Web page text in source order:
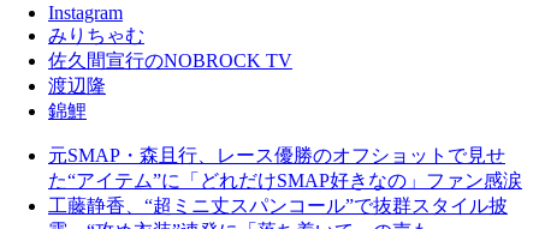
Instagram
みりちゃむ
佐久間宣行のNOBROCK TV
渡辺隆
錦鯉
元SMAP・森且行、レース優勝のオフショットで見せ
た“アイテム”に「どれだけSMAP好きなの」ファン感涙
工藤静香、“超ミニ丈スパンコール”で抜群スタイル披